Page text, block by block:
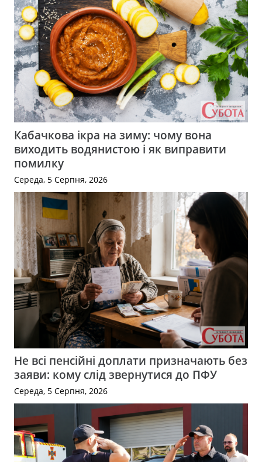
Кабачкова ікра на зиму: чому вона
виходить водянистою і як виправити
помилку
Середа, 5 Серпня, 2026
Не всі пенсійні доплати призначають без
заяви: кому слід звернутися до ПФУ
Середа, 5 Серпня, 2026